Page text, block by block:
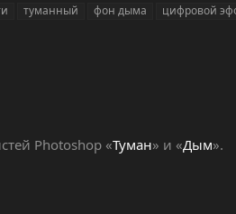
туманный фон дыма цифровой
Photoshop «Туман» и «Дым».